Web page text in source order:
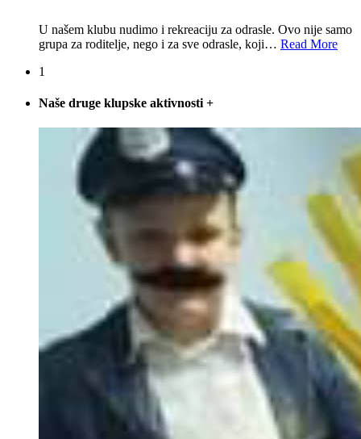
U našem klubu nudimo i rekreaciju za odrasle. Ovo nije samo
grupa za roditelje, nego i za sve odrasle, koji… Read More
1
Naše druge klupske aktivnosti +